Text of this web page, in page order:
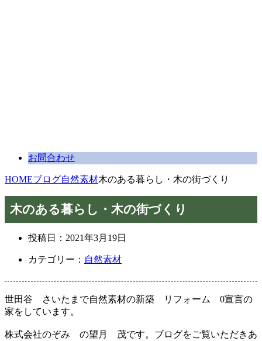
お問合わせ
HOMEブログ自然素材木のある暮らし・木の街づくり
木のある暮らし・木の街づくり
投稿日： 2021年3月19日
カテゴリー： 自然素材
世田谷 さいたまで自然素材の新築 リフォーム 0宣言の
家をしています。
株式会社のぞみ の望月 茂です。ブログをご覧いただきあ